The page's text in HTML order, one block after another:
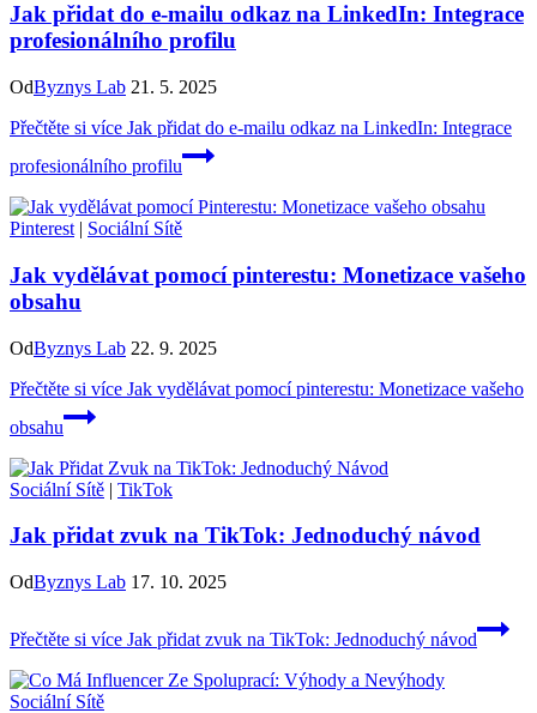
Jak přidat do e-mailu odkaz na LinkedIn: Integrace
profesionálního profilu
OdByznys Lab 21. 5. 2025
Přečtěte si více Jak přidat do e-mailu odkaz na LinkedIn: Integrace
profesionálního profilu
Pinterest | Sociální Sítě
Jak vydělávat pomocí pinterestu: Monetizace vašeho
obsahu
OdByznys Lab 22. 9. 2025
Přečtěte si více Jak vydělávat pomocí pinterestu: Monetizace vašeho
obsahu
Sociální Sítě | TikTok
Jak přidat zvuk na TikTok: Jednoduchý návod
OdByznys Lab 17. 10. 2025
Přečtěte si více Jak přidat zvuk na TikTok: Jednoduchý návod
Sociální Sítě